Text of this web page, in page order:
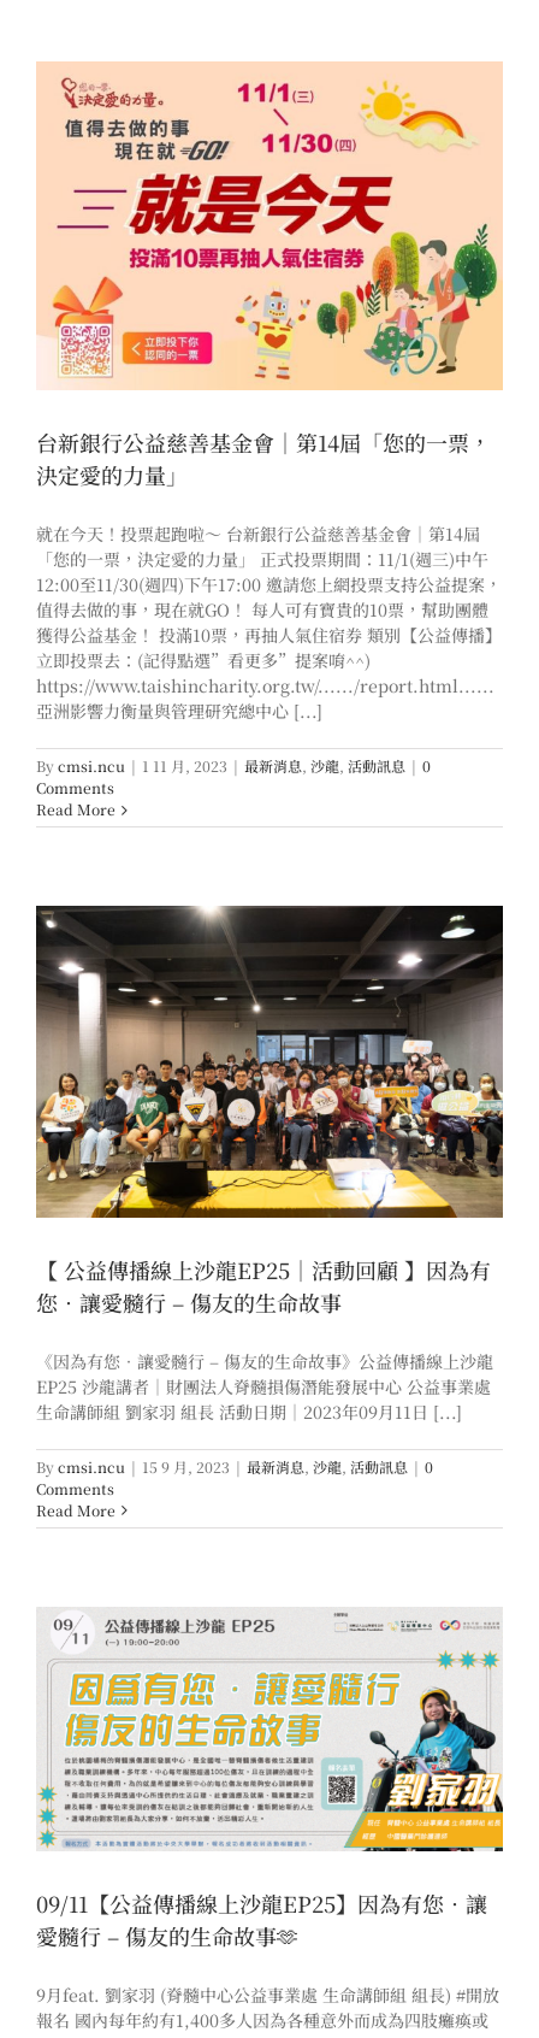
台新銀行公益慈善基金會｜第14屆「您的一票，
決定愛的力量」
就在今天！投票起跑啦～ 台新銀行公益慈善基金會｜第14屆
「您的一票，決定愛的力量」 正式投票期間：11/1(週三)中午
12:00至11/30(週四)下午17:00 邀請您上網投票支持公益提案，
值得去做的事，現在就GO！ 每人可有寶貴的10票，幫助團體
獲得公益基金！ 投滿10票，再抽人氣住宿券 類別【公益傳播】
立即投票去：(記得點選”看更多”提案唷^^)
https://www.taishincharity.org.tw/....../report.html......
亞洲影響力衡量與管理研究總中心 [...]
Bycmsi.ncu | 1 11 月, 2023 | 最新消息, 沙龍, 活動訊息 | 0
Comments
Read More
【 公益傳播線上沙龍EP25｜活動回顧 】因為有
您．讓愛髓行 – 傷友的生命故事
《因為有您．讓愛髓行 – 傷友的生命故事》公益傳播線上沙龍
EP25 沙龍講者｜財團法人脊髓損傷潛能發展中心 公益事業處
生命講師組 劉家羽 組長 活動日期｜2023年09月11日 [...]
Bycmsi.ncu | 15 9 月, 2023 | 最新消息, 沙龍, 活動訊息 | 0
Comments
Read More
09/11【公益傳播線上沙龍EP25】因為有您．讓
愛髓行 – 傷友的生命故事🫶
9月feat. 劉家羽 (脊髓中心公益事業處 生命講師組 組長) #開放
報名 國內每年約有1,400多人因為各種意外而成為四肢癱瘓或